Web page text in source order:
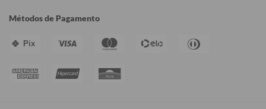
Métodos de Pagamento
Pix